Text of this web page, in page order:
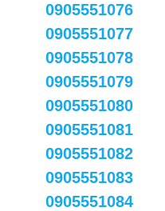
0905551076
0905551077
0905551078
0905551079
0905551080
0905551081
0905551082
0905551083
0905551084